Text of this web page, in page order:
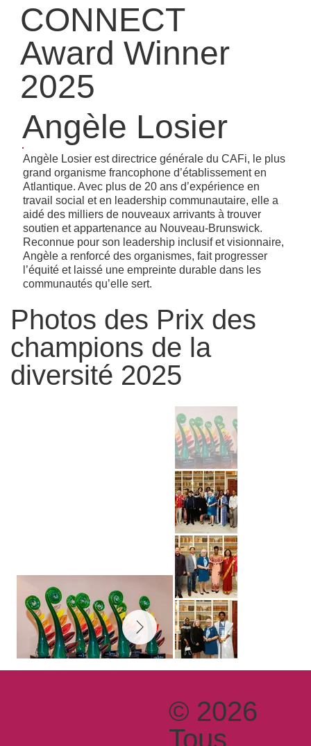
CONNECT
Award Winner
2025
Angèle Losier
Angèle Losier est directrice générale du CAFi, le plus
grand organisme francophone d’établissement en
Atlantique. Avec plus de 20 ans d’expérience en
travail social et en leadership communautaire, elle a
aidé des milliers de nouveaux arrivants à trouver
soutien et appartenance au Nouveau-Brunswick.
Reconnue pour son leadership inclusif et visionnaire,
Angèle a renforcé des organismes, fait progresser
l’équité et laissé une empreinte durable dans les
communautés qu’elle sert.
Photos des Prix des
champions de la
diversité 2025
© 2026
Tous